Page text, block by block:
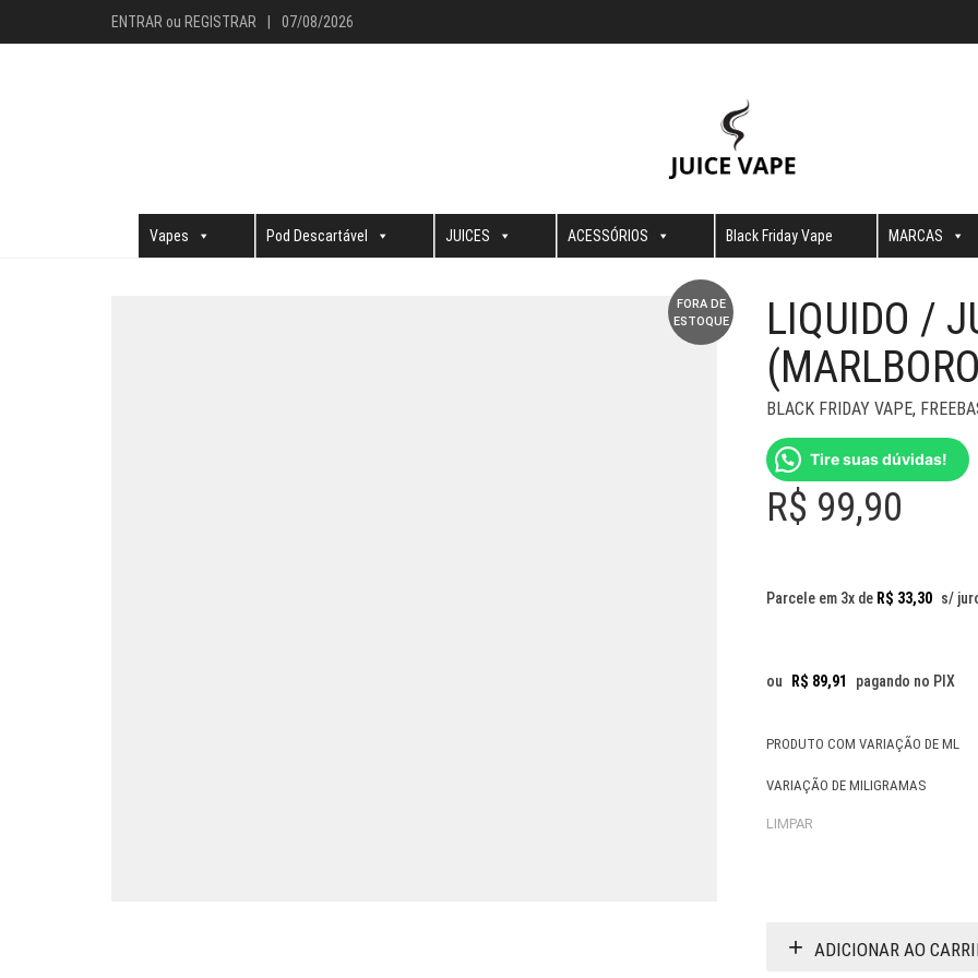
ENTRAR ou REGISTRAR 07/08/2026
Vapes Pod Descartável JUICES ACESSÓRIOS Black Friday Vape MARCAS
FORA DE
ESTOQUE
LIQUIDO /
BLACK FRIDAY VAPE,
Tire suas dúvidas!
R$ 99,90
Parcele em 3x de R$ 33,30 s/
ou R$ 89,91 pagando no PIX
PRODUTO COM VARIAÇÃO DE ML
VARIAÇÃO DE MILIGRAMAS
LIMPAR
ADICIONAR AO